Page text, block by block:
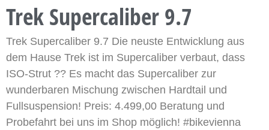
Trek Supercaliber 9.7
Trek Supercaliber 9.7 Die neuste Entwicklung aus
dem Hause Trek ist im Supercaliber verbaut, dass
ISO-Strut ?? Es macht das Supercaliber zur
wunderbaren Mischung zwischen Hardtail und
Fullsuspension! Preis: 4.499,00 Beratung und
Probefahrt bei uns im Shop möglich! #bikevienna